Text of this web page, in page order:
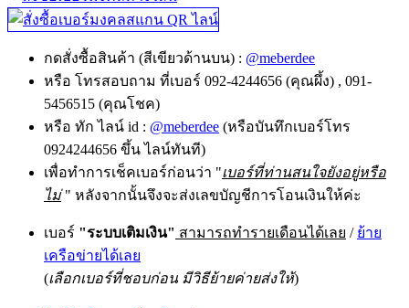
กดสั่งซื้อสินค้า (สีเขียวด้านบน) : @meberdee
หรือ โทรสอบถาม ที่เบอร์ 092-4244656 (คุณผึ้ง) , 091-
5456515 (คุณโชค)
หรือ ทัก ไลน์ id : @meberdee (หรือบันทึกเบอร์โทร
0924244656 ขึ้น ไลน์ทันที)
เพื่อทำการเช็คเบอร์ก่อนว่า "เบอร์ที่ท่านสนใจยังอยู่หรือ
ไม่" หลังจากนั้นจึงจะส่งเลขบัญชีการโอนเงินให้ค่ะ
เบอร์ "ระบบเติมเงิน" สามารถทำรายเดือนได้เลย / ย้าย
เครือข่ายได้เลย
(เลือกเบอร์ที่ชอบก่อน มีวิธีย้ายค่ายส่งให้)